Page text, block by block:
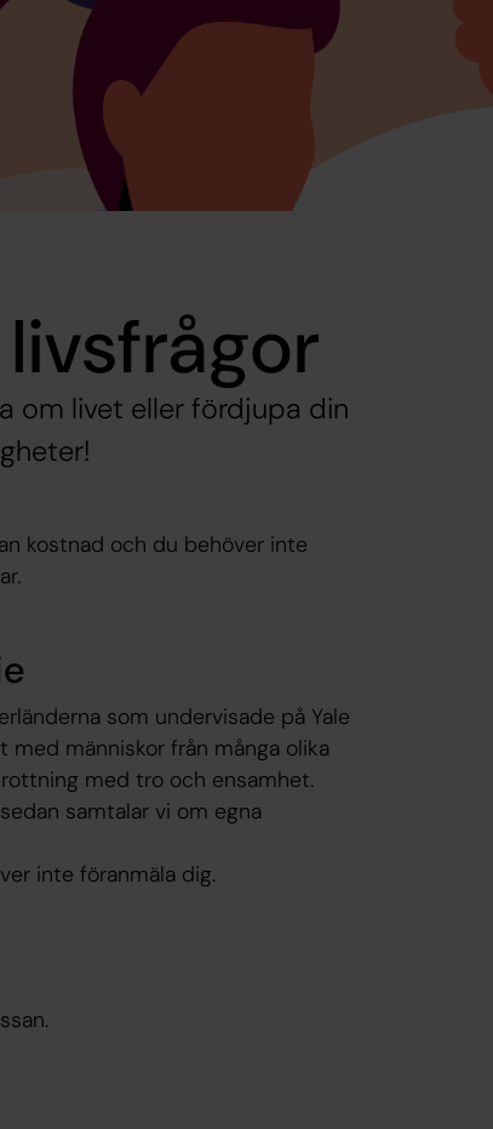
om livet eller fördjupa din
kostnad och du behöver inte
som undervisade på Yale
med människor från många olika
med tro och ensamhet.
samtalar vi om egna
inte föranmäla dig.